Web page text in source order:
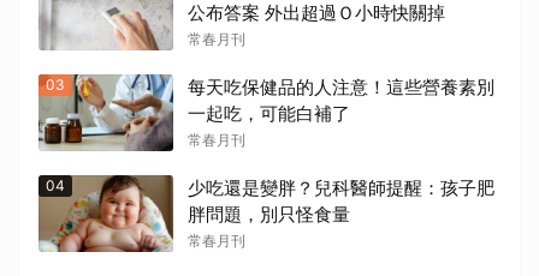
公布答案 外出超過Ｏ小時快關掉
常春月刊
03
每天吃保健品的人注意！這些營養素別
一起吃，可能白補了
常春月刊
04
少吃還是變胖？兒科醫師提醒：孩子肥
胖問題，別只怪食量
常春月刊